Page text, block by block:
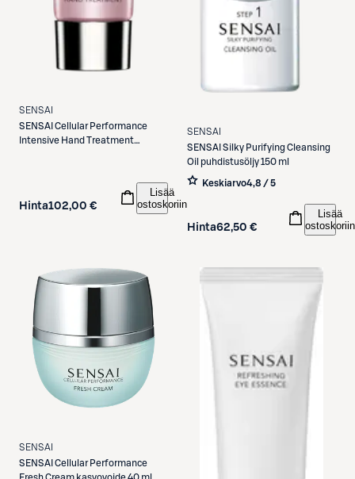
SENSAI
SENSAI Cellular Performance
Intensive Hand Treatment
Hinta102,00 €
Lisää
ostoskoriin
SENSAI
SENSAI Silky Purifying Cleansing
Oil puhdistusöljy 150 ml
Keskiarvo4,8 / 5
Hinta62,50 €
Lisää
ostoskoriin
SENSAI
SENSAI Cellular Performance